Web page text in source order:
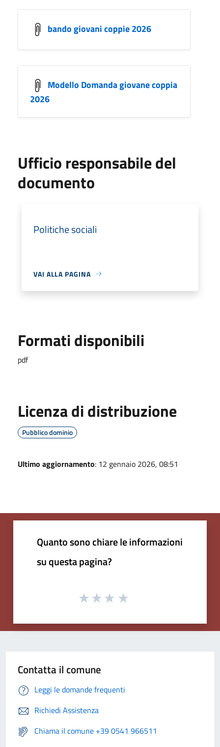
bando giovani coppie 2026
Modello Domanda giovane coppia
2026
Ufficio responsabile del
documento
Politiche sociali
VAI ALLA PAGINA
Formati disponibili
pdf
Licenza di distribuzione
Pubblico dominio
Ultimo aggiornamento: 12 gennaio 2026, 08:51
Quanto sono chiare le informazioni
su questa pagina?
Contatta il comune
Leggi le domande frequenti
Richiedi Assistenza
Chiama il comune +39 0541 966511